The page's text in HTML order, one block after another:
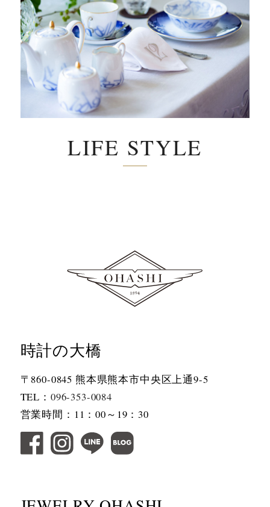
LIFE STYLE
時計の大橋
〒860-0845 熊本県熊本市中央区上通9-5
TEL： 096-353-0084
営業時間：11：00～19：30